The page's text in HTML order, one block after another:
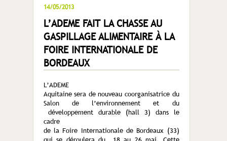
14/05/2013
L’ADEME FAIT LA CHASSE AU
GASPILLAGE ALIMENTAIRE À LA
FOIRE INTERNATIONALE DE
BORDEAUX
L’ADEME
Aquitaine sera de nouveau coorganisatrice du
Salon de l’environnement et du
développement durable (hall 3) dans le
cadre
de la Foire Internationale de Bordeaux (33)